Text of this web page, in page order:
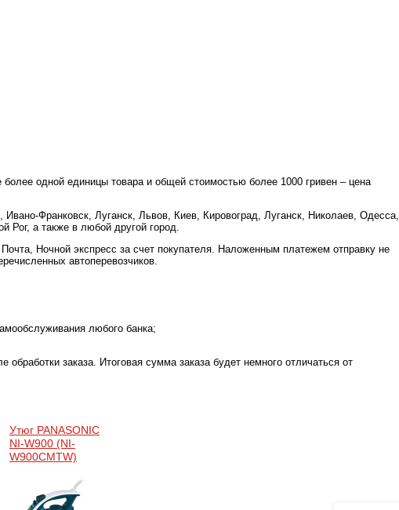
более одной единицы товара и общей стоимостью более 1000 гривен – цена
Франковск, Луганск, Львов, Киев, Кировоград, Луганск, Николаев, Одесса,
а также в любой другой город.
Ночной экспресс за счет покупателя. Наложенным платежем отправку не
автоперевозчиков.
любого банка;
заказа. Итоговая сумма заказа будет немного отличаться от
Утюг PANASONIC
NI-W900 (NI-
W900CMTW)